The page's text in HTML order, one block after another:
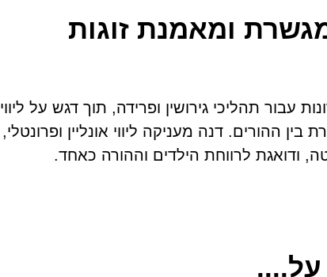
ומאמנת זוגות
עבור תהליכי גירושין ופרידה, תוך דגש על ליווי
ההורים. דנה מעניקה ליווי אונליין ופרונטלי,
ודואגת לרווחת הילדים וההורה כאחד.
על....